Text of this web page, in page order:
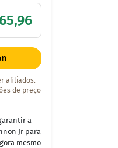
afiliados.
de preço
a
Jr para
mesmo